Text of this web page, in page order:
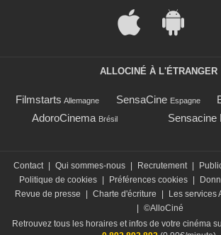
ALLOCINÉ À L'ÉTRANGER
Filmstarts Allemagne SensaCine Espagne
AdoroCinema Brésil Sensacine
Contact Qui sommes-nous Recrutement
Politique de cookies
Préférences cookies
Revue de presse
Charte d'écriture Les services
©AlloCiné
Retrouvez tous les horaires et infos de votre cinéma